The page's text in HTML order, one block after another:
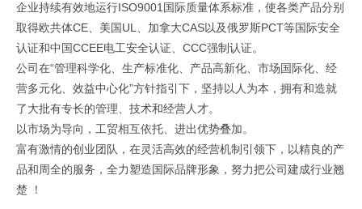
企业持续有效地运行ISO9001国际质量体系标准，使各类产品分别
取得欧共体CE、美国UL、加拿大CAS以及俄罗斯PCT等国际安全
认证和中国CCEE电工安全认证、CCC强制认证。
公司在“管理科学化、生产标准化、产品高新化、市场国际化、经
营多元化、效益中心化”方针指引下，坚持以人为本，拥有和造就
了大批有专长的管理、技术和经营人才。
以市场为导向，工贸相互依托、进出优势叠加。
富有激情的创业团队，在灵活高效的经营机制引领下，以精良的产
品和周全的服务，全力塑造国际品牌形象，努力把公司建成行业翘
楚 ！